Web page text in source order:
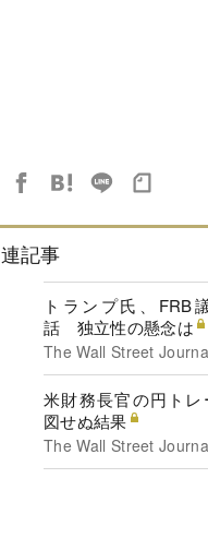
記事
トランプ氏、FRB
話 独立性の懸念は
The Wall Street
米財務長官の円ト
図せぬ結果
The Wall Street